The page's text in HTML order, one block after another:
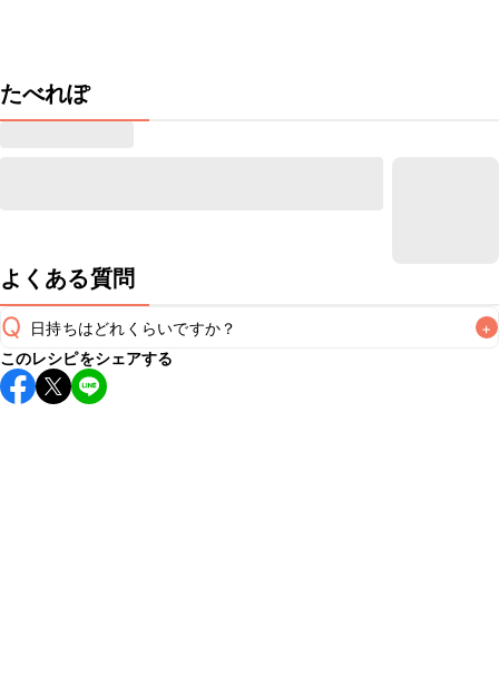
たべれぽ
よくある質問
Q 日持ちはどれくらいですか？ +
保存期間は冷蔵で翌日中が目安です。なるべくお早めにお召
し上がりください。
このレシピをシェアする